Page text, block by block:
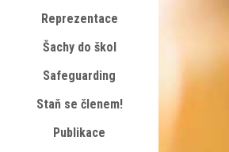
Reprezentace
Šachy do škol
Safeguarding
Staň se členem!
Publikace